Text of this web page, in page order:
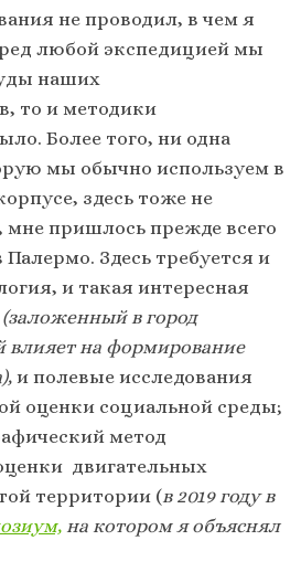
не проводил, в чем я
любой экспедицией мы
наших
то и методики
Более того, ни одна
мы обычно используем в
здесь тоже не
пришлось прежде всего
Палермо. Здесь требуется и
и такая интересная
(заложенный в город
влияет на формирование
и полевые исследования
оценки социальной среды;
метод
двигательных
территории (в 2019 году в
на котором я объяснял